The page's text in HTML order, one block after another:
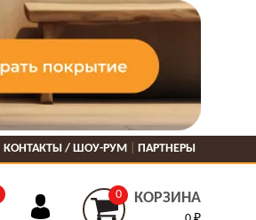
КОНТАКТЫ / ШОУ-РУМ ПАРТНЕРЫ
0 КОРЗИНА